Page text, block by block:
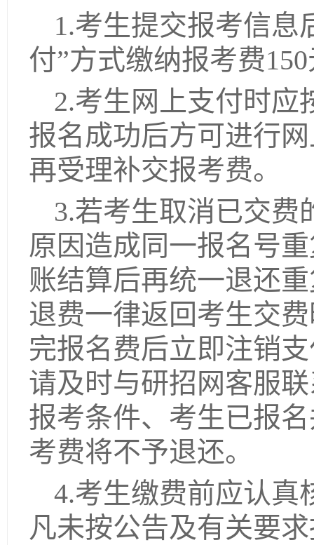
1.考生提交报考信息
付”方式缴纳报考费
2.考生网上支付时应
报名成功后方可进行
再受理补交报考费。
3.若考生取消已交费
原因造成同一报名号
账结算后再统一退还
退费一律返回考生交
完报名费后立即注销
请及时与研招网客服
报考条件、考生已报
考费将不予退还。
4.考生缴费前应认真
凡未按公告及有关要